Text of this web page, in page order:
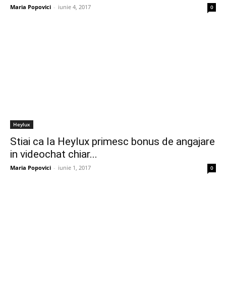
Maria Popovici - iunie 4, 2017 0
Heylux
Stiai ca la Heylux primesc bonus de angajare
in videochat chiar...
Maria Popovici - iunie 1, 2017 0